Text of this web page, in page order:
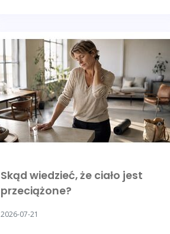
Skąd wiedzieć, że ciało jest
przeciążone?
2026-07-21